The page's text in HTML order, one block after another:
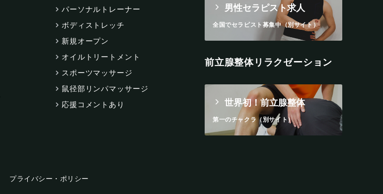
パーソナルトレーナー
ボディストレッチ
新規オープン
オイルトリートメント
スポーツマッサージ
鼠径部リンパマッサージ
応援コメントあり
男性セラピスト求人
全国でセラピスト募集中（別サイト）
前立腺整体リラクゼーション
世界初！前立腺整体
第一のチャクラ（別サイト）
プライバシー・ポリシー